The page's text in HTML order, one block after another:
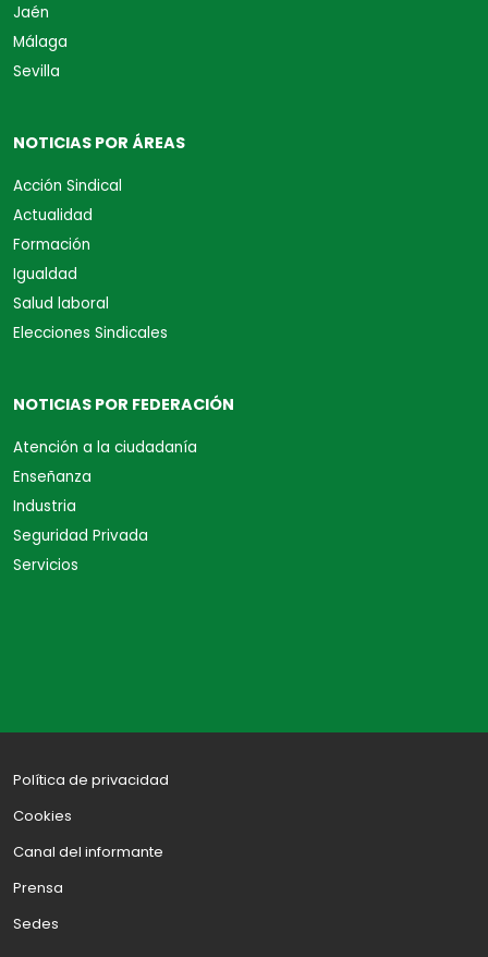
Jaén
Málaga
Sevilla
NOTICIAS POR ÁREAS
Acción Sindical
Actualidad
Formación
Igualdad
Salud laboral
Elecciones Sindicales
NOTICIAS POR FEDERACIÓN
Atención a la ciudadanía
Enseñanza
Industria
Seguridad Privada
Servicios
Política de privacidad
Cookies
Canal del informante
Prensa
Sedes